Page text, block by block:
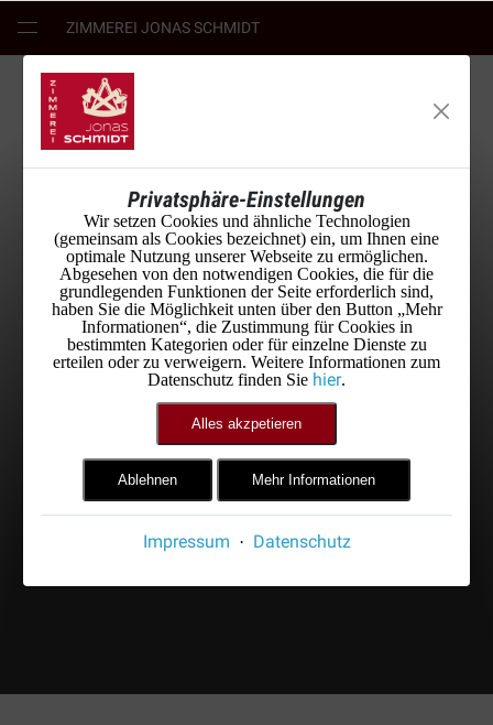
ZIMMEREI JONAS SCHMIDT
Jobs
Privatsphäre-Einstellungen
Wir setzen Cookies und ähnliche Technologien
(gemeinsam als Cookies bezeichnet) ein, um Ihnen eine
optimale Nutzung unserer Webseite zu ermöglichen.
Abgesehen von den notwendigen Cookies, die für die
grundlegenden Funktionen der Seite erforderlich sind,
haben Sie die Möglichkeit unten über den Button „Mehr
Informationen“, die Zustimmung für Cookies in
bestimmten Kategorien oder für einzelne Dienste zu
erteilen oder zu verweigern. Weitere Informationen zum
Datenschutz finden Sie hier.
Alles akzpetieren
Ablehnen Mehr Informationen
Impressum · Datenschutz